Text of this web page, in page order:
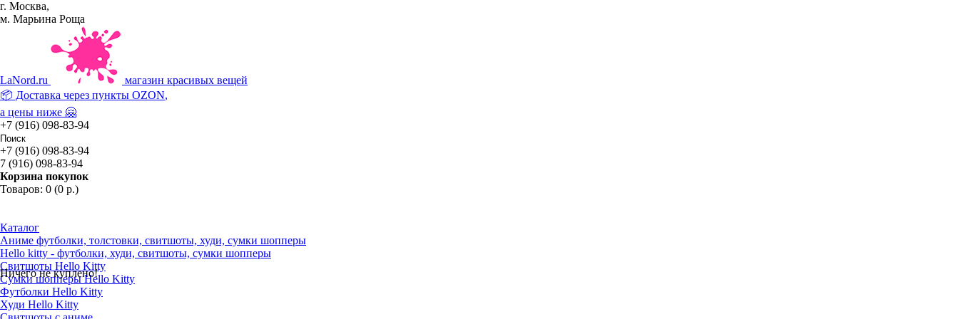
г. Москва,
м. Марьина Роща
LaNord.ru
магазин красивых вещей
📦 Доставка через пункты OZON,
а цены ниже 🤗
+7 (916) 098-83-94
+7 (916) 098-83-94
7 (916) 098-83-94
Корзина покупок
Товаров: 0 (0 р.)
Ничего не куплено!
Каталог
Аниме футболки, толстовки, свитшоты, худи, сумки шопперы
Hello kitty - футболки, худи, свитшоты, сумки шопперы
Свитшоты Hello Kitty
Сумки шопперы Hello Kitty
Футболки Hello Kitty
Худи Hello Kitty